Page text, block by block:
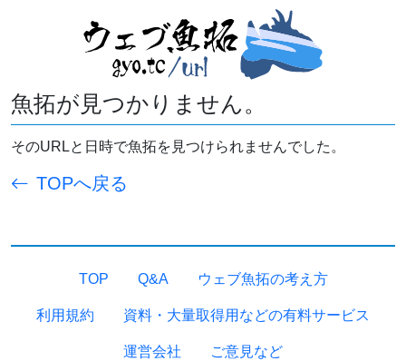
魚拓が見つかりません。
そのURLと日時で魚拓を見つけられませんでした。
TOPへ戻る
TOP Q&A ウェブ魚拓の考え方
利用規約 資料・大量取得用などの有料サービス
運営会社 ご意見など